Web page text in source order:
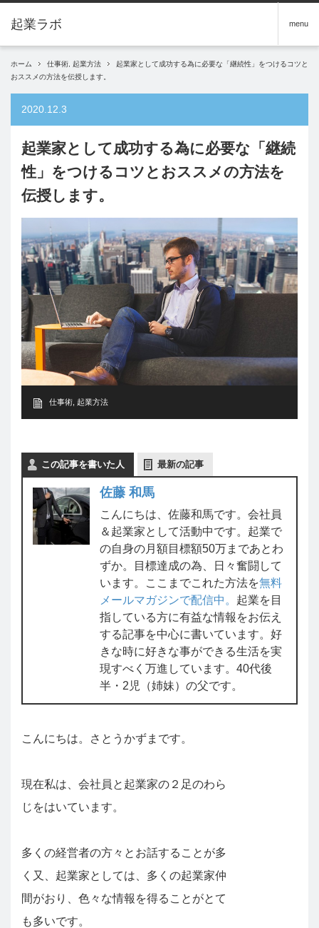
menu
ホーム 仕事術 起業方法
起業家として成功する為に必要な「継続性」をつけるコツと
おススメの方法を伝授します。
2020.12.3
起業家として成功する為に必要な「継続
性」をつけるコツとおススメの方法を
伝授します。
仕事術 起業方法
この記事を書いた人 最新の記事
佐藤 和馬
こんにちは、佐藤和馬です。会社員
＆起業家として活動中です。起業で
の自身の月額目標額50万まであとわ
ずか。目標達成の為、日々奮闘して
います。ここまでこれた方法を無料
メールマガジンで配信中。 起業を目
指している方に有益な情報をお伝え
する記事を中心に書いています。好
きな時に好きな事ができる生活を実
現すべく万進しています。40代後
半・2児（姉妹）の父です。
こんにちは。さとうかずまです。
現在私は、会社員と起業家の２足のわら
じをはいています。
多くの経営者の方々とお話することが多
く又、起業家としては、多くの起業家仲
間がおり、色々な情報を得ることがとて
も多いです。